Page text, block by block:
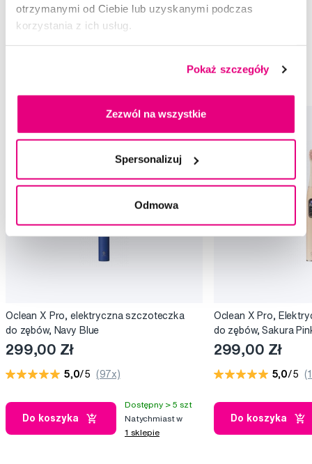
otrzymanymi od Ciebie lub uzyskanymi podczas
korzystania z ich usług.
Pokaż szczegóły
Zezwól na wszystkie
Spersonalizuj
Odmowa
Rekomendowane produkty
Oclean X Pro, elektryczna szczoteczka
do zębów, Navy Blue
299,00 Zł
5,0/5 (97x)
Do koszyka
Dostępny > 5 szt
Natychmiast w
1 sklepie
Oclean X Pro,
do zębów, Sakura
299,00 Zł
5,0/5
Do koszyka